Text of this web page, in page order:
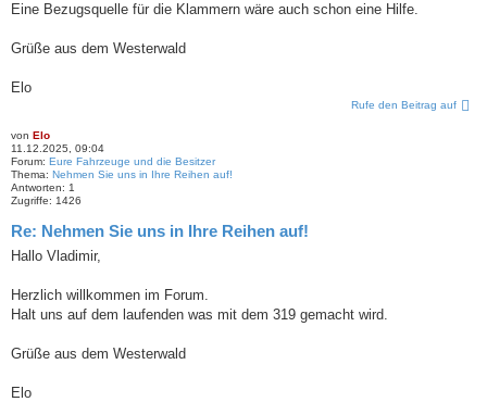
Eine Bezugsquelle für die Klammern wäre auch schon eine Hilfe.
Grüße aus dem Westerwald
Elo
Rufe den Beitrag auf
von Elo
11.12.2025, 09:04
Forum: Eure Fahrzeuge und die Besitzer
Thema: Nehmen Sie uns in Ihre Reihen auf!
Antworten: 1
Zugriffe: 1426
Re: Nehmen Sie uns in Ihre Reihen auf!
Hallo Vladimir,
Herzlich willkommen im Forum.
Halt uns auf dem laufenden was mit dem 319 gemacht wird.
Grüße aus dem Westerwald
Elo